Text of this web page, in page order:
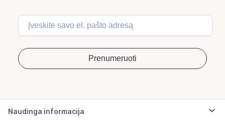
Naudinga informacija